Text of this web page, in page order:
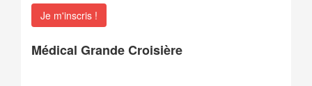
Je m'inscris !
Médical Grande Croisière